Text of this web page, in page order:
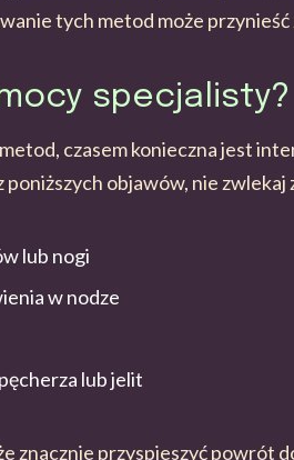
tych metod może przynieść
specjalisty?
czasem konieczna jest
objawów, nie zwlekaj
lub nogi
w nodze
lub jelit
znacznie przyspieszyć powrót